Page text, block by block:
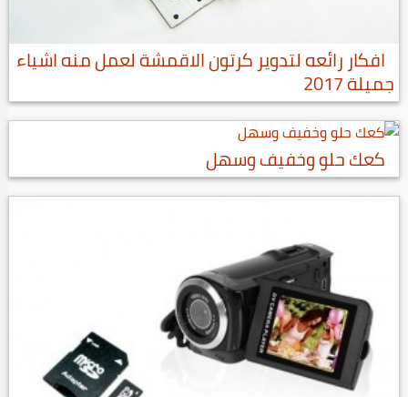
افكار رائعه لتدوير كرتون الاقمشة لعمل منه اشياء
جميلة 2017
كعك حلو وخفيف وسهل